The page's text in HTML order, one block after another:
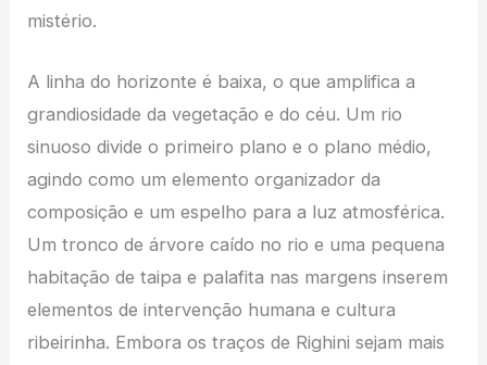
mistério.
A linha do horizonte é baixa, o que amplifica a
grandiosidade da vegetação e do céu. Um rio
sinuoso divide o primeiro plano e o plano médio,
agindo como um elemento organizador da
composição e um espelho para a luz atmosférica.
Um tronco de árvore caído no rio e uma pequena
habitação de taipa e palafita nas margens inserem
elementos de intervenção humana e cultura
ribeirinha. Embora os traços de Righini sejam mais